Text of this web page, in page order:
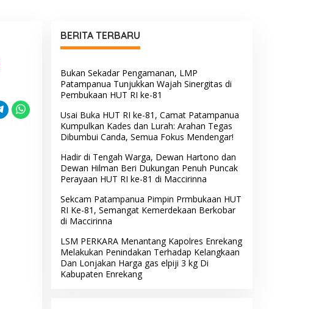
BERITA TERBARU
Bukan Sekadar Pengamanan, LMP
Patampanua Tunjukkan Wajah Sinergitas di
Pembukaan HUT RI ke-81
Usai Buka HUT RI ke-81, Camat Patampanua
Kumpulkan Kades dan Lurah: Arahan Tegas
Dibumbui Canda, Semua Fokus Mendengar!
Hadir di Tengah Warga, Dewan Hartono dan
Dewan Hilman Beri Dukungan Penuh Puncak
Perayaan HUT RI ke-81 di Maccirinna
Sekcam Patampanua Pimpin Prmbukaan HUT
RI Ke-81, Semangat Kemerdekaan Berkobar
di Maccirinna
LSM PERKARA Menantang Kapolres Enrekang
Melakukan Penindakan Terhadap Kelangkaan
Dan Lonjakan Harga gas elpiji 3 kg Di
Kabupaten Enrekang